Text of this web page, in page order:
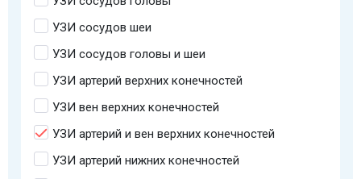
УЗИ сосудов шеи
УЗИ сосудов головы и шеи
УЗИ артерий верхних конечностей
УЗИ вен верхних конечностей
УЗИ артерий и вен верхних конечностей
УЗИ артерий нижних конечностей